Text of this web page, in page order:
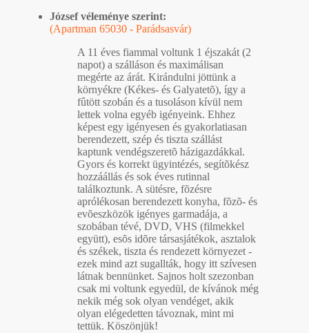
József véleménye szerint:
(Apartman 65030 - Parádsasvár)
A 11 éves fiammal voltunk 1 éjszakát (2
napot) a szálláson és maximálisan
megérte az árát. Kirándulni jöttünk a
környékre (Kékes- és Galyatetõ), így a
fûtött szobán és a tusoláson kívül nem
lettek volna egyéb igényeink. Ehhez
képest egy igényesen és gyakorlatiasan
berendezett, szép és tiszta szállást
kaptunk vendégszeretõ házigazdákkal.
Gyors és korrekt ügyintézés, segítõkész
hozzáállás és sok éves rutinnal
találkoztunk. A sütésre, fõzésre
aprólékosan berendezett konyha, fõzõ- és
evõeszközök igényes garmadája, a
szobában tévé, DVD, VHS (filmekkel
együtt), esõs idõre társasjátékok, asztalok
és székek, tiszta és rendezett környezet -
ezek mind azt sugallták, hogy itt szívesen
látnak bennünket. Sajnos holt szezonban
csak mi voltunk egyedül, de kívánok még
nekik még sok olyan vendéget, akik
olyan elégedetten távoznak, mint mi
tettük. Köszönjük!